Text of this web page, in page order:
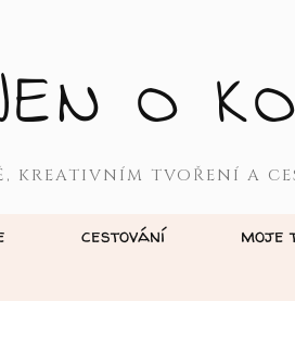
O
KREATIVNÍM TVOŘENÍ A
cestování moje